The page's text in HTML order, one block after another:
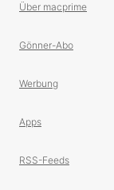
Über macprime
Gönner-Abo
Werbung
Apps
RSS-Feeds